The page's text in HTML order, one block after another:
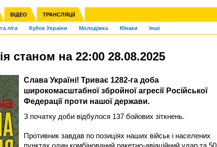
ВІДЕО ТРАНСЛЯЦІЇ
ліга Кубок України Молодіжка Юнаки Інші
Ліга націй Ліга конференцій
Франція ІншіЧЄ-2015 (U-21)
УПЛ-ПЕРЕХОДИ
станом на 22:00 28.08.2025
Слава Україні! Триває 1282-га доба
широкомасштабної збройної агресії Російської
Федерації проти нашої держави.
З початку доби відбулося 137 бойових зіткнень.
Противник завдав по позиціях наших військ і населених
пунктах один комбінований ракетно-авіаційний удар та 50